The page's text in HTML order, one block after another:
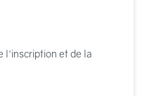
l'inscription et de la